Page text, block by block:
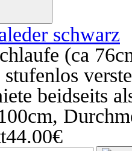
schwarz
(ca
beidseits
44.00€